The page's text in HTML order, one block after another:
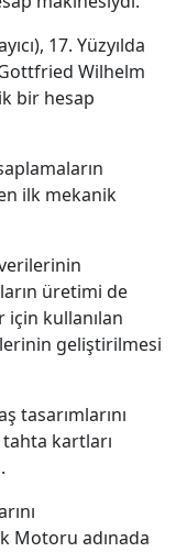
17. Yüzyılda
Wilhelm
bir hesap
ilk mekanik
üretimi de
kullanılan
geliştirilmesi
tasarımlarını
kartları
Motoru adınada